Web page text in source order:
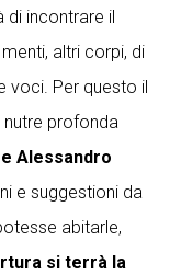
incontrare il
altri corpi, di
voci. Per questo il
profonda
Alessandro
e suggestioni da
abitarle,
si terrà la